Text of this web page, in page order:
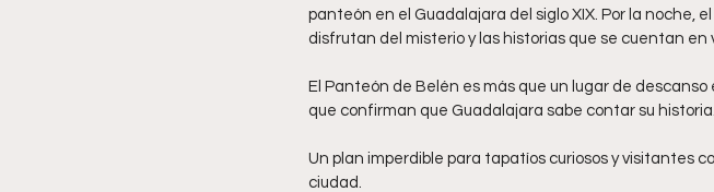
panteón en el Guadalajara del siglo XIX. Por la noche,
disfrutan del misterio y las historias que se cuentan en
El Panteón de Belén es más que un lugar de
que confirman que Guadalajara sabe contar su
Un plan imperdible para tapatíos curiosos y visitantes
ciudad.